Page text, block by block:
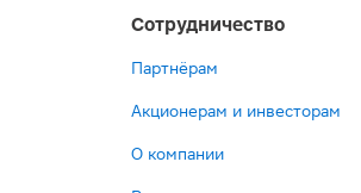
Сотрудничество
Партнёрам
Акционерам и инвесторам
О компании